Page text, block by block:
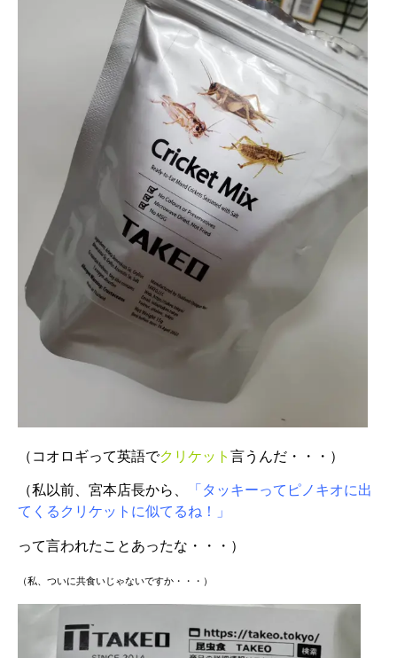
（コオロギって英語でクリケット 言うんだ・・・）
（私以前、宮本店長から、
「タッキーってピノキオに出
てくるクリケットに似てるね！」
って言われたことあったな・・・）
（私、ついに共食いじゃないですか・・・）